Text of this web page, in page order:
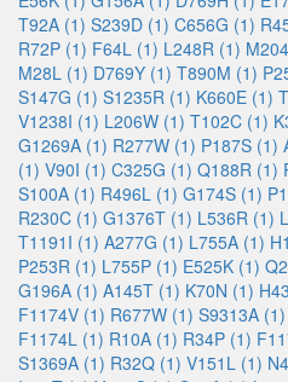
T92A (1) S239D (1) C656G (1)
R72P (1) F64L (1) L248R (1)
M28L (1) D769Y (1) T890M (1)
S147G (1) S1235R (1) K660E (1)
V1238I (1) L206W (1) T102C (1)
G1269A (1) R277W (1) P187S (1)
(1) V90I (1) C325G (1) Q188R (1)
S100A (1) R496L (1) G174S (1)
R230C (1) G1376T (1) L536R (1)
T1191I (1) A277G (1) L755A (1)
P253R (1) L755P (1) E525K (1)
G196A (1) A145T (1) K70N (1)
F1174V (1) R677W (1) S9313A (1)
F1174L (1) R10A (1) R34P (1)
S1369A (1) R32Q (1) V151L (1)